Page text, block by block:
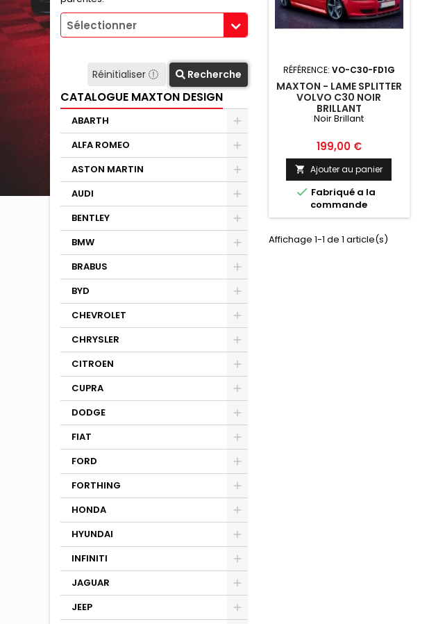
Sélectionner
Réinitialiser Recherche
CATALOGUE MAXTON DESIGN
ABARTH
ALFA ROMEO
ASTON MARTIN
AUDI
BENTLEY
BMW
BRABUS
BYD
CHEVROLET
CHRYSLER
CITROEN
CUPRA
DODGE
FIAT
FORD
FORTHING
HONDA
HYUNDAI
INFINITI
JAGUAR
JEEP
RÉFÉRENCE: VO-C30-FD1G
MAXTON - LAME SPLITTER
VOLVO C30 NOIR
BRILLANT
Noir Brillant
Prix
199,00 €
 Ajouter au panier
 Fabriqué a la
commande
Affichage 1-1 de 1 article(s)